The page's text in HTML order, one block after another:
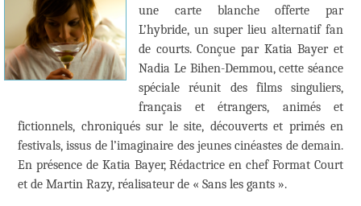
une carte blanche offerte par
L’hybride, un super lieu alternatif fan
de courts. Conçue par Katia Bayer et
Nadia Le Bihen-Demmou, cette séance
spéciale réunit des films singuliers,
français et étrangers, animés et
fictionnels, chroniqués sur le site, découverts et primés en
festivals, issus de l’imaginaire des jeunes cinéastes de demain.
En présence de Katia Bayer, Rédactrice en chef Format Court
et de Martin Razy, réalisateur de « Sans les gants ».